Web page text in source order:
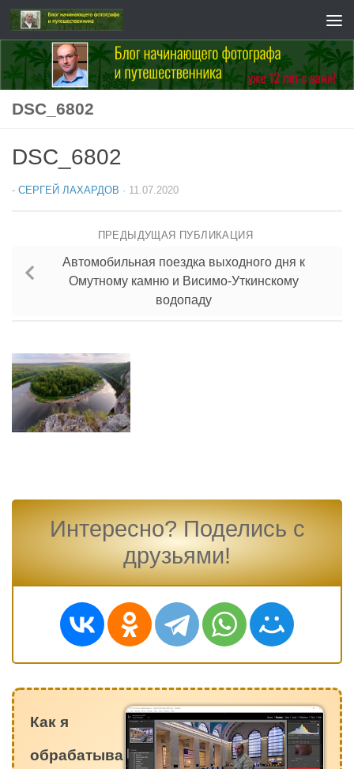
Перейти к содержимому
DSC_6802
DSC_6802
- СЕРГЕЙ ЛАХАРДОВ · 11.07.2020
ПРЕДЫДУЩАЯ ПУБЛИКАЦИЯ
Автомобильная поездка выходного дня к
Омутному камню и Висимо-Уткинскому
водопаду
Интересно? Поделись с
друзьями!
Как я
обрабатыва